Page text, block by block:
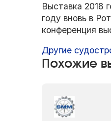
Выставка 2018
году вновь в
конференция
Другие
Похожие